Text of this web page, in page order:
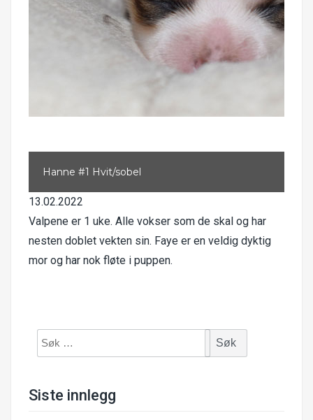
Hanne #2 Tricolor
13.02.2022
Valpene er 1 uke. Alle vokser som de skal og har
nesten doblet vekten sin. Faye er en veldig dyktig
mor og har nok fløte i puppen.
Søk
etter:
Siste innlegg